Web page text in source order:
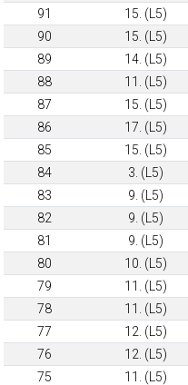
91 15. (L5)
90
15. (L5)
89
14. (L5)
88
11. (L5)
87
15. (L5)
86
17. (L5)
85
15. (L5)
84
3. (L5)
83
9. (L5)
82
9. (L5)
81
9. (L5)
80
10. (L5)
79
11. (L5)
78
11. (L5)
77
12. (L5)
76
12. (L5)
75
11. (L5)